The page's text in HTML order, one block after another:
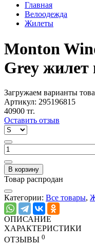
Главная
Велоодежда
Жилеты
Monton
Grey
Загружаем варианты
Артикул: 295196815
40900 тг.
Оставить отзыв
В корзину
Товар распродан
Категории: Все товары,
ОПИСАНИЕ
ХАРАКТЕРИСТИКИ
ОТЗЫВЫ 0